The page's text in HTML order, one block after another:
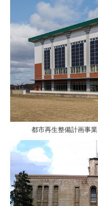
都市再生整備計画事